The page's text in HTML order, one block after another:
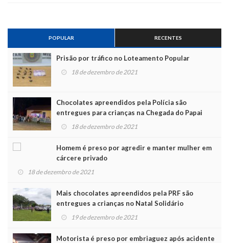
POPULAR RECENTES
Prisão por tráfico no Loteamento Popular
18 de dezembro de 2021
Chocolates apreendidos pela Polícia são
entregues para crianças na Chegada do Papai
Noel
18 de dezembro de 2021
Homem é preso por agredir e manter mulher em
cárcere privado
18 de dezembro de 2021
Mais chocolates apreendidos pela PRF são
entregues a crianças no Natal Solidário
19 de dezembro de 2021
Motorista é preso por embriaguez após acidente